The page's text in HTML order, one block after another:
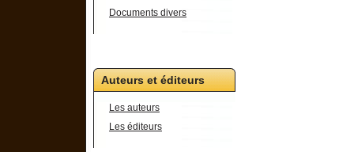
Documents divers
Auteurs et éditeurs
Les auteurs
Les éditeurs